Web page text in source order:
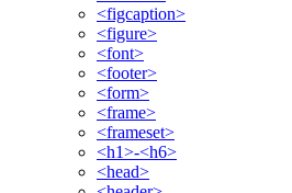
<figcaption>
<figure>
<font>
<footer>
<form>
<frame>
<frameset>
<h1>-<h6>
<head>